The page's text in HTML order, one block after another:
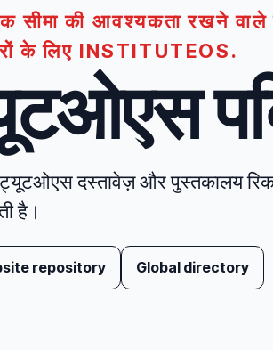
सीमा की आवश्यकता रखने वाले
के लिए INSTITUTEOS.
दस्तावेज़ और पुस्तकालय
है।
repository Global directory